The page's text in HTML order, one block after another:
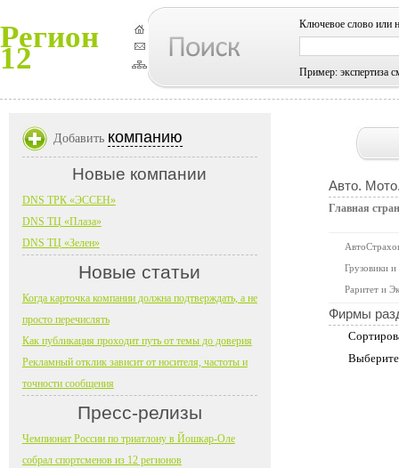
Регион
12
Ключевое слово или
Пример: экспертиза
Авто.
Главная
Грузовики
Раритет и
Фирмы
Добавить компанию
Новые компании
DNS ТРК «ЭССЕН»
DNS ТЦ «Плаза»
DNS ТЦ «Зелен»
Новые статьи
Когда карточка компании должна подтверждать, а не
просто перечислять
Как публикация проходит путь от темы до доверия
Рекламный отклик зависит от носителя, частоты и
точности сообщения
Пресс-релизы
Чемпионат России по триатлону в Йошкар-Оле
собрал спортсменов из 12 регионов